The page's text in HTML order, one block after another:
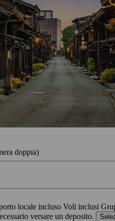
doppia)
locale incluso Voli inclusi
versare un deposito.